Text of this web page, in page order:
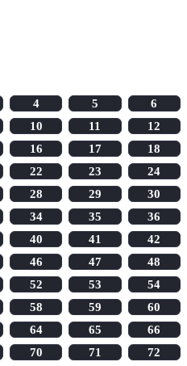
4 5
6
10 11
12
16 17
18
22 23
24
28 29
30
34 35
36
40 41
42
46 47
48
52 53
54
58 59
60
64 65
66
70 71 72